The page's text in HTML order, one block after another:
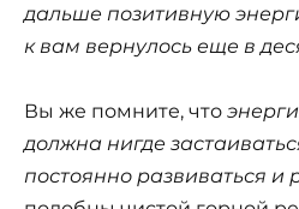
дальше позитивную
к вам вернулось еще в
Вы же помните, что
должна нигде
постоянно развиваться и